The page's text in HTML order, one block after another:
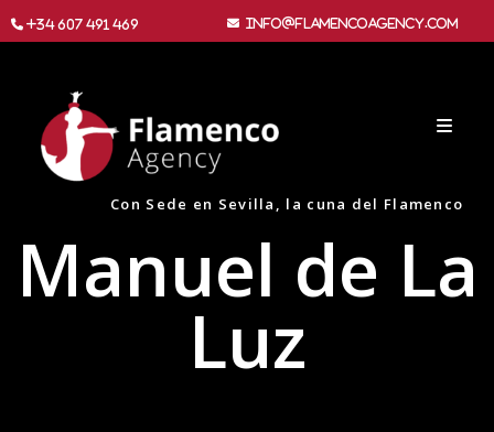
+34 607 491 469 info@flamencoagency.com
Con Sede en Sevilla, la cuna del Flamenco
Manuel de La
Luz